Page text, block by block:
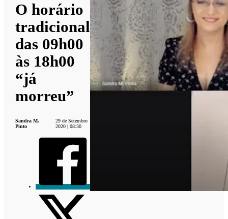
O horário
tradicional
das 09h00
às 18h00
“já
morreu”
Sandra M.
Pinto
29 de Setembro
2020 | 08:30